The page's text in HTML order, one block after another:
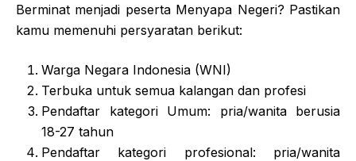
Berminat menjadi peserta Menyapa Negeri? Pastikan
kamu memenuhi persyaratan berikut:
Warga Negara Indonesia (WNI)
Terbuka untuk semua kalangan dan profesi
Pendaftar kategori Umum: pria/wanita berusia
18-27 tahun
Pendaftar kategori profesional: pria/wanita